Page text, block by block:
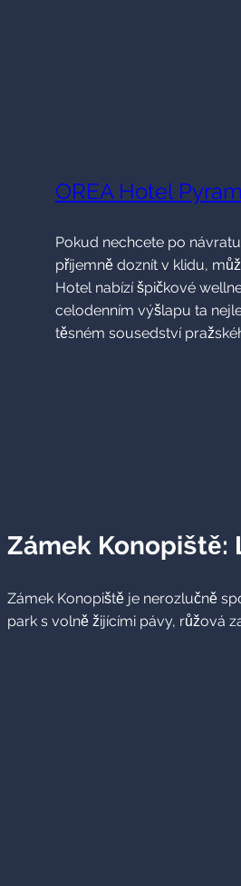
OREA Hotel
Pokud nechcete po
příjemně doznít v klidu,
Hotel nabízí špičkové
celodenním výšlapu ta
těsném sousedství
Zámek Konopiště:
Zámek Konopiště je nerozlučně
park s volně žijícími pávy, růžová